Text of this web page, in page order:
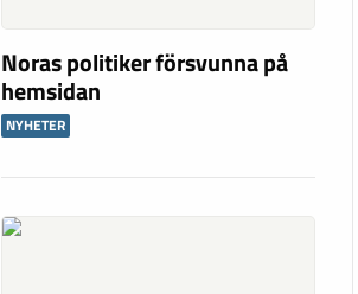
Noras politiker försvunna på
hemsidan
NYHETER